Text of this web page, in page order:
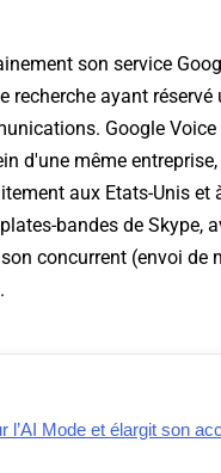
son service
recherche ayant
Google
d'une même
aux Etats-Unis et
bandes de Skype,
concurrent (envoi de
l’AI Mode et élargit son